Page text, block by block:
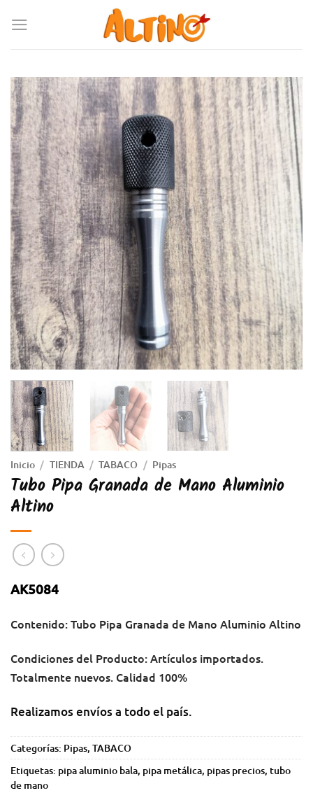
Inicio / TIENDA / TABACO / Pipas
Tubo Pipa Granada de Mano Aluminio
Altino
AK5084
Contenido: Tubo Pipa Granada de Mano Aluminio Altino
Condiciones del Producto: Artículos importados.
Totalmente nuevos. Calidad 100%
Realizamos envíos a todo el país.
Categorías: Pipas, TABACO
Etiquetas: pipa aluminio bala, pipa metálica, pipas precios, tubo
de mano